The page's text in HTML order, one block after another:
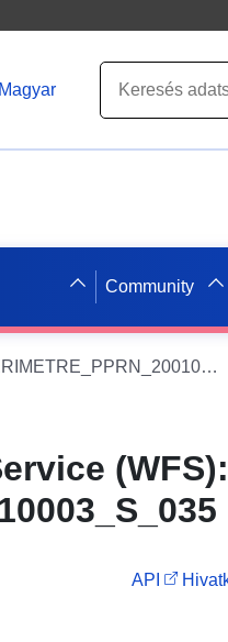
Magyar
Community
Dataset Direct Download Service (WFS): N_PERIMETRE_PPRN_20010003_S_035
(WFS):
API